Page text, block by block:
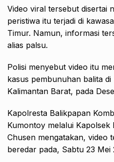
Video viral tersebut disertai
peristiwa itu terjadi di
Timur. Namun, informasi
alias palsu.
Polisi menyebut video itu
kasus pembunuhan balita
Kalimantan Barat, pada
Kapolresta Balikpapan
Kumontoy melalui
Chusen mengatakan, video
beredar pada, Sabtu 23 Mei